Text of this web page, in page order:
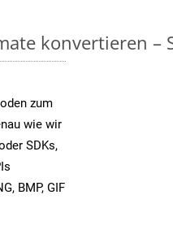
konvertieren
zum
wie wir
SDKs,
BMP, GIF